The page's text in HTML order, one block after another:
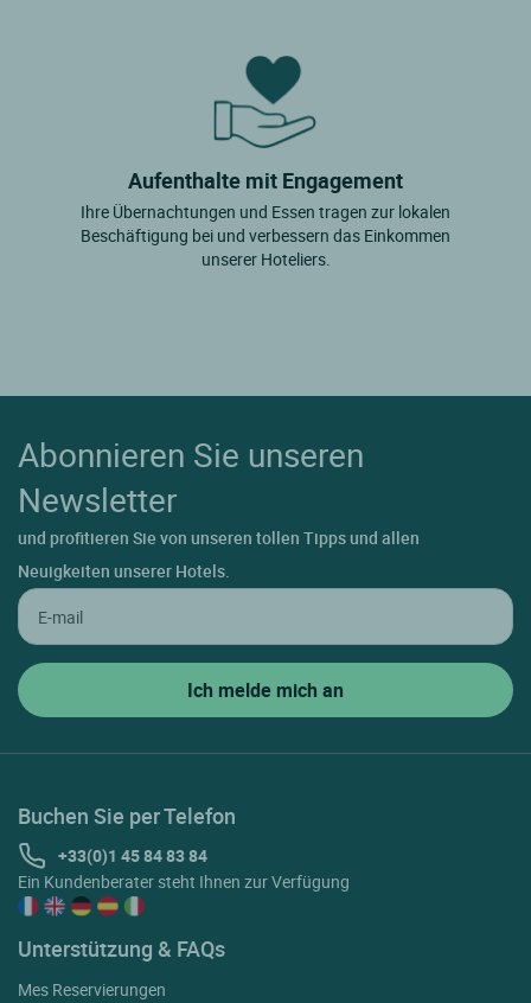
Aufenthalte mit Engagement
Ihre Übernachtungen und Essen tragen zur lokalen
Beschäftigung bei und verbessern das Einkommen
unserer Hoteliers.
Abonnieren Sie unseren
Newsletter
und profitieren Sie von unseren tollen Tipps und allen
Neuigkeiten unserer Hotels.
Buchen Sie per Telefon
+33(0)1 45 84 83 84
Ein Kundenberater steht Ihnen zur Verfügung
Unterstützung & FAQs
Mes Reservierungen